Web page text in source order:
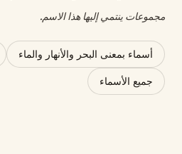
مجموعات ينتمي إليها هذا الاسم.
أسماء بمعنى البحر والأنهار والماء
جميع الأسماء